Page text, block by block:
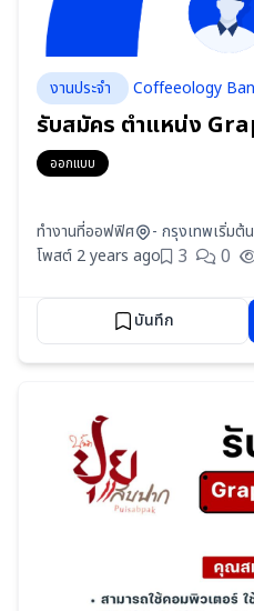
งานประจำ Coffeeology
รับสมัคร ตำแหน่ง
ออกแบบ
ทำงานที่ออฟฟิศ - กรุงเทพเริ่มต้
โพสต์ 2 years ago
3 0
บันทึก